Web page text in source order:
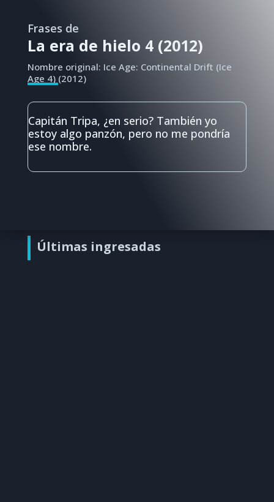
Frases de
La era de hielo 4 (2012)
Nombre original: Ice Age: Continental Drift (Ice
Age 4) (2012)
Capitán Tripa, ¿en serio? También yo
estoy algo panzón, pero no me pondría
ese nombre.
Últimas ingresadas